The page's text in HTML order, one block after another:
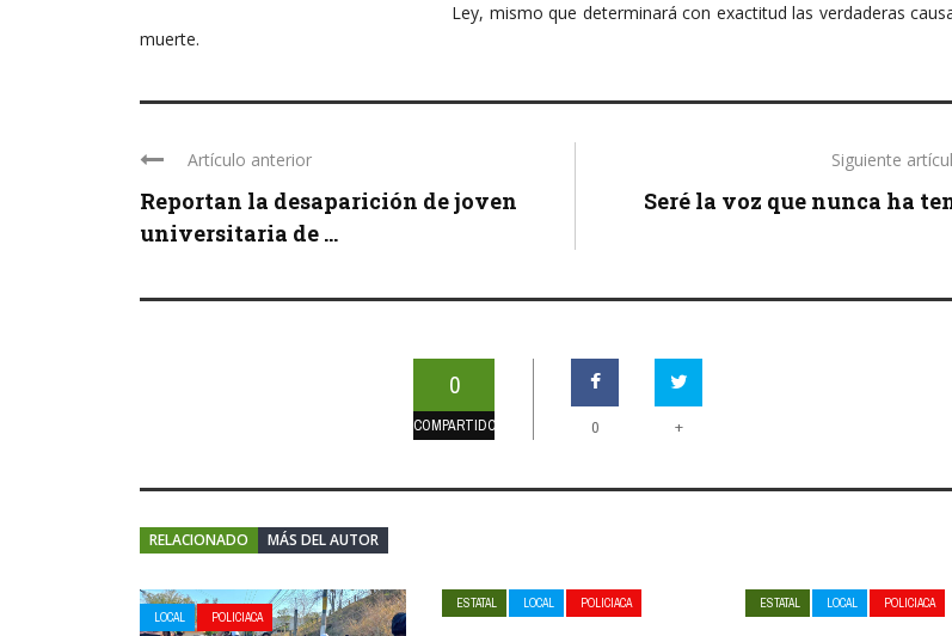
Ley, mismo que determinará con exactitud las verdaderas
muerte.
Artículo anterior
Reportan la desaparición de joven
universitaria de ...
Siguiente
Seré la voz que nunca ha
0
COMPARTIDOS 0 +
RELACIONADO MÁS DEL AUTOR
LOCAL POLICIACA
ESTATAL LOCAL POLICIACA ESTATAL LOCAL POLICIACA